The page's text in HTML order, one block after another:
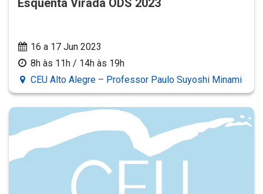
Esquenta Virada ODS 2023
16 a 17 Jun 2023
8h às 11h / 14h às 19h
CEU Alto Alegre – Professor Paulo Suyoshi Minami